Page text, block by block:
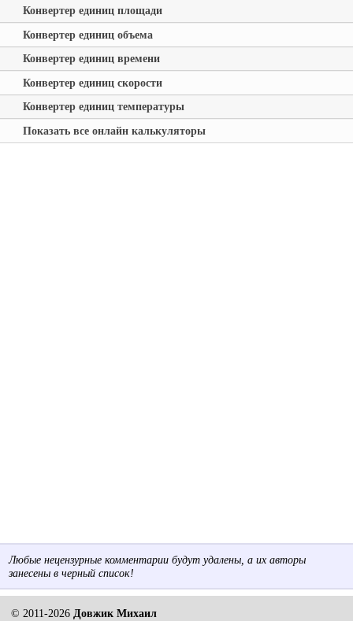
Конвертер единиц площади
Конвертер единиц объема
Конвертер единиц времени
Конвертер единиц скорости
Конвертер единиц температуры
Показать все онлайн калькуляторы
Любые нецензурные комментарии будут удалены, а их авторы
занесены в черный список!
© 2011-2026 Довжик Михаил